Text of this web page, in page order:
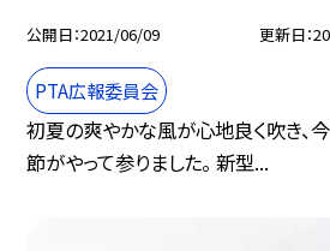
公開日 2021/06/09 更新日
PTA広報委員会
初夏の爽やかな風が心地良く吹き、
節がやって参りました。 新型...